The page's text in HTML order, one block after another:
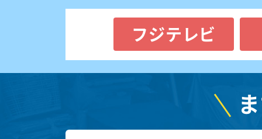
フジテレビ